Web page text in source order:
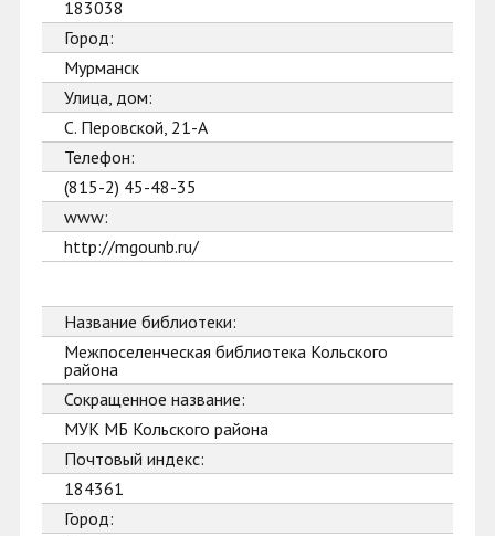
183038
Город:
Мурманск
Улица, дом:
С. Перовской, 21-А
Телефон:
(815-2) 45-48-35
www:
http://mgounb.ru/
Название библиотеки:
Межпоселенческая библиотека Кольского
района
Сокращенное название:
МУК МБ Кольского района
Почтовый индекс:
184361
Город: